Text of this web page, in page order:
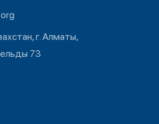
г. Алматы,
73